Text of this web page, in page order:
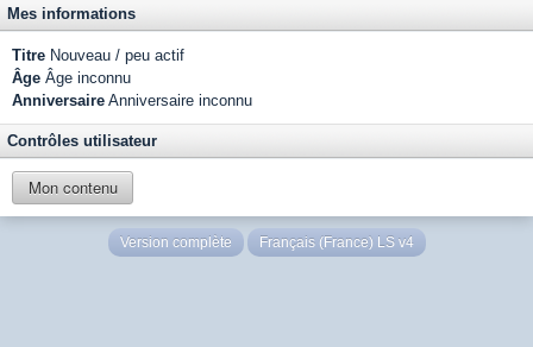
Mes informations
Titre Nouveau / peu actif
Âge Âge inconnu
Anniversaire Anniversaire inconnu
Contrôles utilisateur
Mon contenu
Version complète Français (France) LS v4